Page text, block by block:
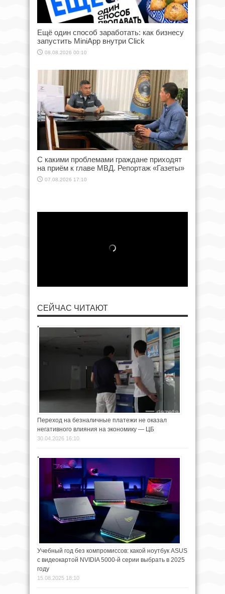
Ещё один способ заработать: как бизнесу
запустить MiniApp внутри Click
08.08.2026 00:10
С какими проблемами граждане приходят
на приём к главе МВД. Репортаж «Газеты»
07.08.2026 17:10
СЕЙЧАС ЧИТАЮТ
Переход на безналичные платежи не оказал
негативного влияния на экономику — ЦБ
30.04.2026 16:10
Учебный год без компромиссов: какой ноутбук ASUS
с видеокартой NVIDIA 5000-й серии выбрать в 2025
году
15.08.2025 18:10